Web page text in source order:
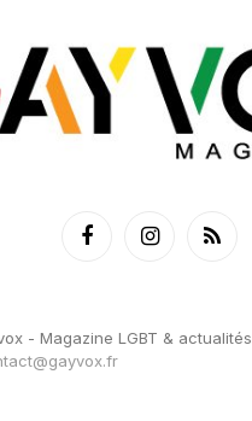
FacebookInstagramRSS
- Magazine LGBT & actualités